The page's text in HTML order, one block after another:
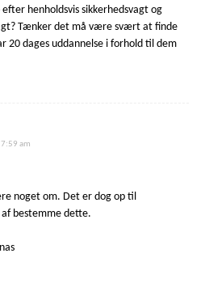
henholdsvis sikkerhedsvagt og
Tænker det må være svært at finde
20 dages uddannelse i forhold til dem
am
noget om. Det er dog op til
bestemme dette.